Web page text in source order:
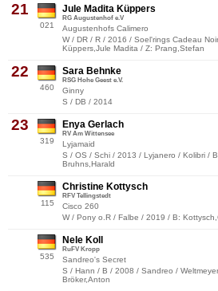
21
021
Jule Madita Küppers
RG Augustenhof e.V
Augustenhofs Calimero
W / DR / R / 2016 / Soel'rings Cadeau
Küppers,Jule Madita / Z: Prang,Stefan
22
460
Sara Behnke
RSG Hohe Geest e.V.
Ginny
S / DB / 2014
23
319
Enya Gerlach
RV Am Wittensee
Lyjamaid
S / OS / Schi / 2013 / Lyjanero / Kolibri /
Bruhns,Harald
115
Christine Kottysch
RFV Tellingstedt
Cisco 260
W / Pony o.R / Falbe / 2019 / B:
535
Nele Koll
RuFV Kropp
Sandreo's Secret
S / Hann / B / 2008 / Sandreo /
Bröker,Anton